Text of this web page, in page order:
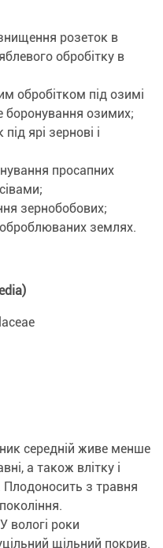
розеток в
обробітку в
обробітком під озимі
боронування озимих;
ярі зернові і
просапних
зернобобових;
землях.
середній живе менше
а також влітку і
Плодоносить з травня
вологі роки
щільний покрив.